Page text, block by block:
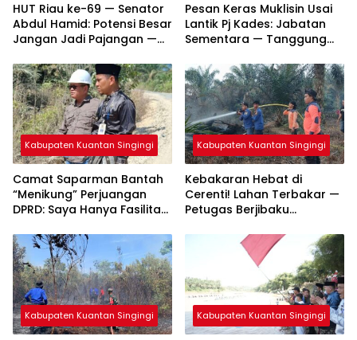
HUT Riau ke-69 — Senator
Abdul Hamid: Potensi Besar
Jangan Jadi Pajangan —
Pesan Keras Muklisin Usai
Lantik Pj Kades: Jabatan
Sementara — Tanggung
Main!
Kabupaten Kuantan Singingi
Camat Saparman Bantah
“Menikung” Perjuangan
DPRD: Saya Hanya Fasilitasi
Kabupaten Kuantan Singingi
Kebakaran Hebat di
Cerenti! Lahan Terbakar —
Petugas Berjibaku
Kabupaten Kuantan Singingi Kabupaten Kuantan Singingi